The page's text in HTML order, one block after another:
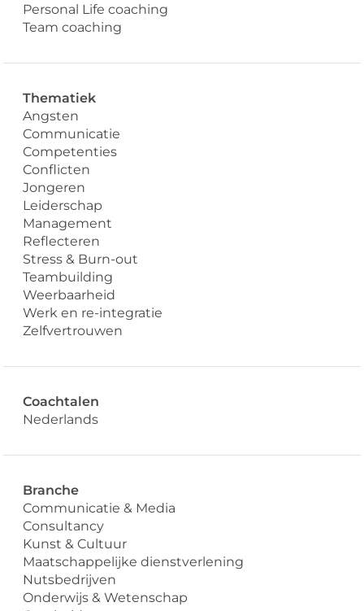
Personal Life coaching
Team coaching
Thematiek
Angsten
Communicatie
Competenties
Conflicten
Jongeren
Leiderschap
Management
Reflecteren
Stress & Burn-out
Teambuilding
Weerbaarheid
Werk en re-integratie
Zelfvertrouwen
Coachtalen
Nederlands
Branche
Communicatie & Media
Consultancy
Kunst & Cultuur
Maatschappelijke dienstverlening
Nutsbedrijven
Onderwijs & Wetenschap